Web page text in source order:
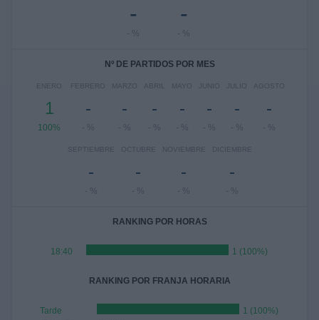
-
- %
-
- %
Nº DE PARTIDOS POR MES
ENERO
1
100%
FEBRERO
-
- %
MARZO
-
- %
ABRIL
-
- %
MAYO
-
- %
JUNIO
-
- %
JULIO
-
- %
AGOSTO
-
- %
SEPTIEMBRE
-
- %
OCTUBRE
-
- %
NOVIEMBRE
-
- %
DICIEMBRE
-
- %
RANKING POR HORAS
18:40 1 (100%)
RANKING POR FRANJA HORARIA
Tarde
1 (100%)